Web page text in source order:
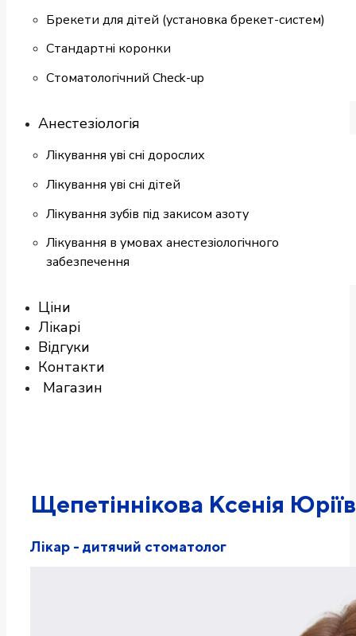
Брекети для дітей (установка брекет-систем)
Cтандартні коронки
Стоматологiчний Check-up
Анестезіологія
Лікування уві сні дорослих
Лікування уві сні дітей
Лікування зубів під закисом азоту
Лікування в умовах анестезіологічного
забезпечення
Ціни
Лікарі
Відгуки
Контакти
Магазин
Щепетіннікова Ксенія
Лікар - дитячий стоматолог